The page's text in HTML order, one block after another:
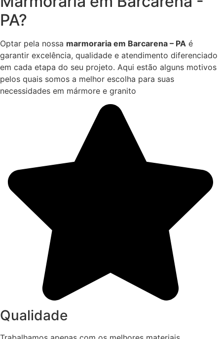
PA?
Optar pela nossa marmoraria em Barcarena – PA é
garantir excelência, qualidade e atendimento diferenciado
em cada etapa do seu projeto. Aqui estão alguns motivos
pelos quais somos a melhor escolha para suas
necessidades em mármore e granito
Qualidade